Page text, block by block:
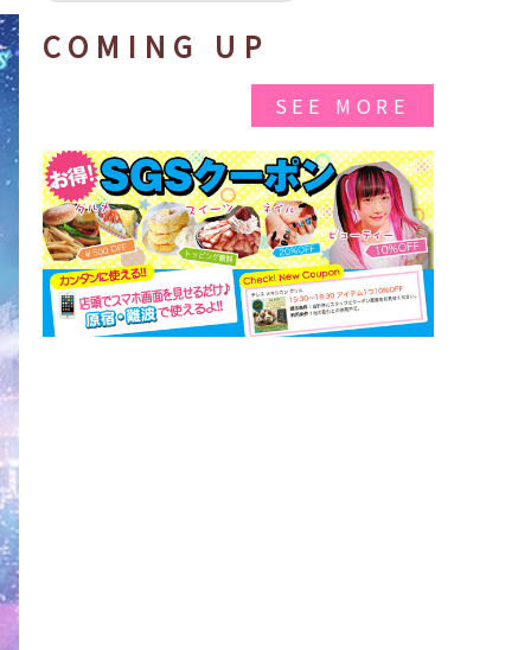
COMING UP
SEE MORE